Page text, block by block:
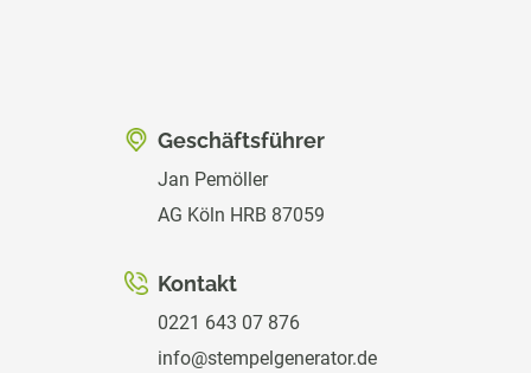
Geschäftsführer
Jan Pemöller
AG Köln HRB 87059
Kontakt
0221 643 07 876
info@stempelgenerator.de